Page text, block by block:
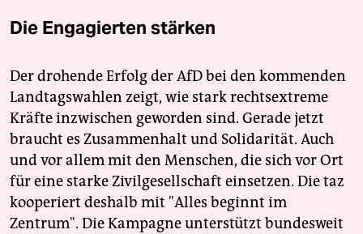
Die Engagierten stärken
Der drohende Erfolg der AfD bei den kommenden
Landtagswahlen zeigt, wie stark rechtsextreme
Kräfte inzwischen geworden sind. Gerade jetzt
braucht es Zusammenhalt und Solidarität. Auch
und vor allem mit den Menschen, die sich vor Ort
für eine starke Zivilgesellschaft einsetzen. Die taz
kooperiert deshalb mit "Alles beginnt im
Zentrum". Die Kampagne unterstützt bundesweit